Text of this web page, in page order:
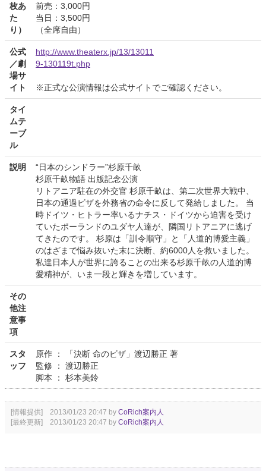
枚あ
た
り）
前売：3,000円
当日：3,500円
（全席自由）
公式
／劇
場サ
イト
http://www.theaterx.jp/13/13011
9-130119t.php
※正式な公演情報は公式サイトでご確認ください。
タイ
ムテ
ーブ
ル
説明
“日本のシンドラー”杉原千畝
杉原千畝物語 出版記念公演
リトアニア駐在の外交官 杉原千畝は、第二次世界大戦中、
日本の通過ビザを外務省の命令に反して発給しました。 当
時ドイツ・ヒトラー率いるナチス・ドイツから迫害を受け
ていたポーランドのユダヤ人達が、隣国リトアニアに逃げ
てきたのです。 杉原は「訓令順守」と「人道的博愛主義」
のはざまで悩み抜いた末に決断、約6000人を救いました。
私達日本人が世界に誇ることの出来る杉原千畝の人道的博
愛精神が、いま一段と輝きを増しています。
その
他注
意事
項
スタ
ッフ
原作 ： 「決断 命のビザ」渡辺勝正 著
監修 ： 渡辺勝正
脚本 ： 杉本美鈴
[情報提供] 2013/01/23 20:47 by CoRich案内人
[最終更新] 2013/01/23 20:47 by CoRich案内人